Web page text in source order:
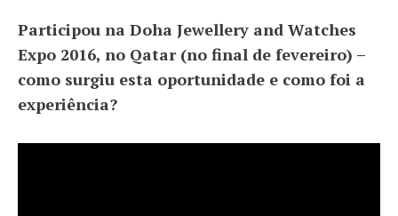
Participou na Doha Jewellery and Watches
Expo 2016, no Qatar (no final de fevereiro) –
como surgiu esta oportunidade e como foi a
experiência?